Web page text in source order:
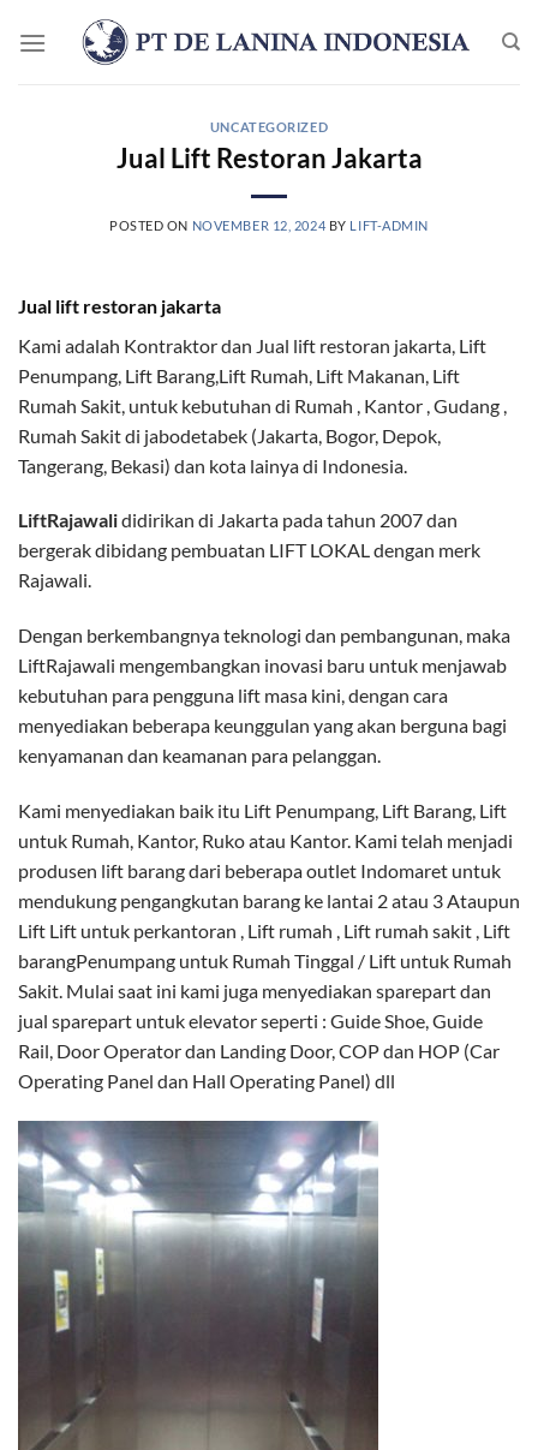
UNCATEGORIZED
Jual Lift Restoran Jakarta
POSTED ON NOVEMBER 12, 2024 BY LIFT-ADMIN
Jual lift restoran jakarta
Kami adalah Kontraktor dan Jual lift restoran jakarta, Lift
Penumpang, Lift Barang,Lift Rumah, Lift Makanan, Lift
Rumah Sakit, untuk kebutuhan di Rumah , Kantor , Gudang ,
Rumah Sakit di jabodetabek (Jakarta, Bogor, Depok,
Tangerang, Bekasi) dan kota lainya di Indonesia.
LiftRajawalididirikan di Jakarta pada tahun 2007 dan
bergerak dibidang pembuatan LIFT LOKAL dengan merk
Rajawali.
Dengan berkembangnya teknologi dan pembangunan, maka
LiftRajawali mengembangkan inovasi baru untuk menjawab
kebutuhan para pengguna lift masa kini, dengan cara
menyediakan beberapa keunggulan yang akan berguna bagi
kenyamanan dan keamanan para pelanggan.
Kami menyediakan baik itu Lift Penumpang, Lift Barang, Lift
untuk Rumah, Kantor, Ruko atau Kantor. Kami telah menjadi
produsen lift barang dari beberapa outlet Indomaret untuk
mendukung pengangkutan barang ke lantai 2 atau 3 Ataupun
Lift Lift untuk perkantoran , Lift rumah , Lift rumah sakit , Lift
barangPenumpang untuk Rumah Tinggal / Lift untuk Rumah
Sakit. Mulai saat ini kami juga menyediakan sparepart dan
jual sparepart untuk elevator seperti : Guide Shoe, Guide
Rail, Door Operator dan Landing Door, COP dan HOP (Car
Operating Panel dan Hall Operating Panel) dll